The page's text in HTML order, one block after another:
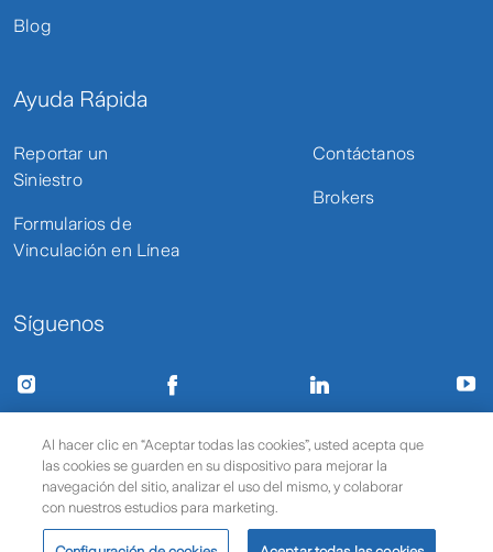
Blog
Ayuda Rápida
Reportar un
Siniestro
Formularios de
Vinculación en Línea
Contáctanos
Brokers
Síguenos
Términos de uso y privacidad Protección de datos
Política de cookies © 2025 Zurich Seguros
Al hacer clic en “Aceptar todas las cookies”, usted acepta que
las cookies se guarden en su dispositivo para mejorar la
navegación del sitio, analizar el uso del mismo, y colaborar
con nuestros estudios para marketing.